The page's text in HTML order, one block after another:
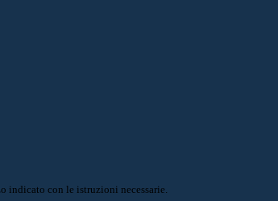
indicato con le istruzioni necessarie.